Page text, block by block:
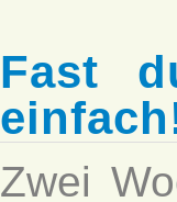
Fast
Zwei